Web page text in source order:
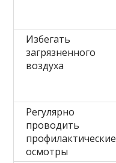
Избегать
загрязненного
воздуха
Регулярно
проводить
профилактические
осмотры